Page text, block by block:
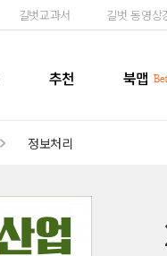
길벗교과서 길벗 동영상
추천 북맵
정보처리